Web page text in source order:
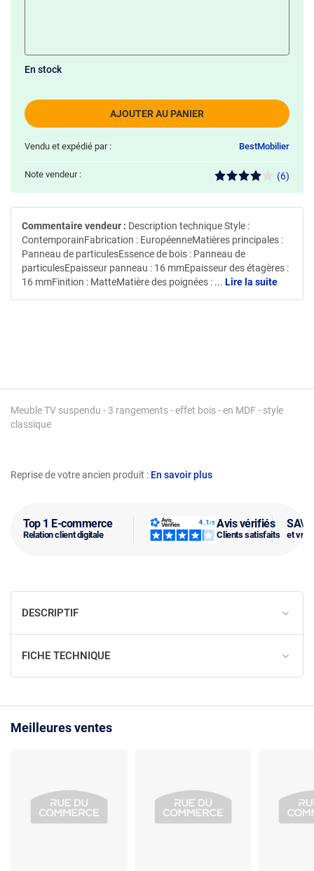
Top 1 E-commerce
Relation client digitale
Avis vérifiés
Clients satisfaits
SAV
et
Reprise de votre ancien produit : En savoir plus
Meuble TV suspendu - 3 rangements - effet bois - en MDF - style
classique
AJOUTER AU PANIER
En stock
Vendu et expédié par : BestMobilier
Note vendeur : (6)
Commentaire vendeur : Description technique Style :
ContemporainFabrication : EuropéenneMatières principales :
Panneau de particulesEssence de bois : Panneau de
particulesEpaisseur panneau : 16 mmEpaisseur des étagères :
16 mmFinition : MatteMatière des poignées : ... Lire la suite
DESCRIPTIF
FICHE TECHNIQUE
Meilleures ventes